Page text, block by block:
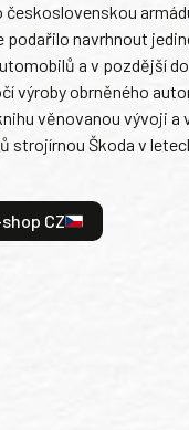
podařilo navrhnout
a v pozdější
výroby obrněného
věnovanou vývoji a
Škoda v
CZ